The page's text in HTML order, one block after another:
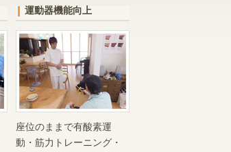
運動器機能向上
座位のままで有酸素運
動・筋力トレーニング・